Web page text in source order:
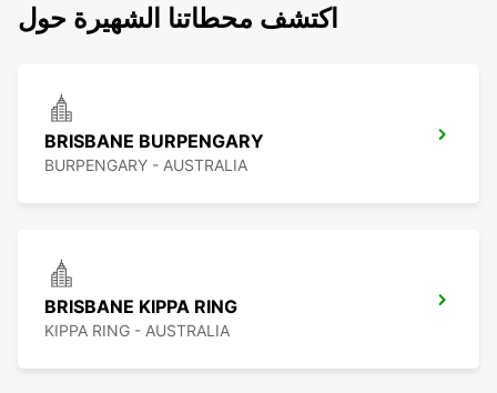
اكتشف محطاتنا الشهيرة حول
BRISBANE BURPENGARY
BURPENGARY - AUSTRALIA
BRISBANE KIPPA RING
KIPPA RING - AUSTRALIA